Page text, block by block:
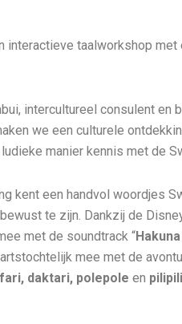
interactieve taalworkshop met
intercultureel consulent en
we een culturele
manier kennis met de
kent een handvol woordjes
te zijn. Dankzij de
met de soundtrack “
mee met de
daktari, polepole en pilipili